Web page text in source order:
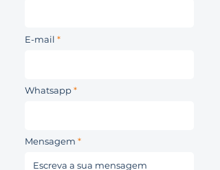
E-mail
Whatsapp
Mensagem